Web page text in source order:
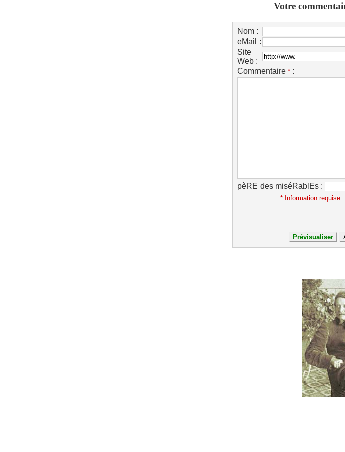
Votre
Nom :
eMail :
Site
Web :
Commentaire * :
pèRE des miséRablEs :
* Information requise.